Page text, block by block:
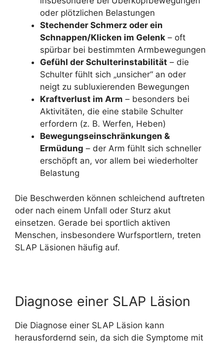
oder plötzlichen Belastungen
Stechender Schmerz oder ein
Schnappen/Klicken im Gelenk – oft
spürbar bei bestimmten Armbewegungen
Gefühl der Schulterinstabilität – die
Schulter fühlt sich „unsicher“ an oder
neigt zu subluxierenden Bewegungen
Kraftverlust im Arm – besonders bei
Aktivitäten, die eine stabile Schulter
erfordern (z. B. Werfen, Heben)
Bewegungseinschränkungen &
Ermüdung – der Arm fühlt sich schneller
erschöpft an, vor allem bei wiederholter
Belastung
Die Beschwerden können schleichend auftreten
oder nach einem Unfall oder Sturz akut
einsetzen. Gerade bei sportlich aktiven
Menschen, insbesondere Wurfsportlern, treten
SLAP Läsionen häufig auf.
Diagnose einer SLAP Läsion
Die Diagnose einer SLAP Läsion kann
herausfordernd sein, da sich die Symptome mit